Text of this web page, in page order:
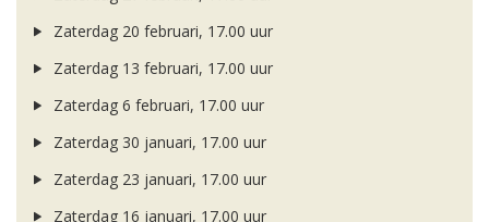
Zaterdag 20 februari, 17.00 uur
Zaterdag 13 februari, 17.00 uur
Zaterdag 6 februari, 17.00 uur
Zaterdag 30 januari, 17.00 uur
Zaterdag 23 januari, 17.00 uur
Zaterdag 16 januari, 17.00 uur